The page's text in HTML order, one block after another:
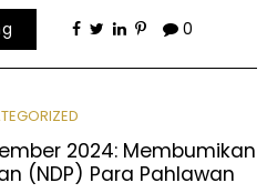
0
2024: Membumikan
(NDP) Para Pahlawan